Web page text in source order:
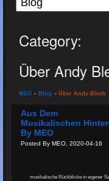
Category:
Über Andy
MEO » Blog » Über Andy Blech
Aus Dem
Musikalischen
By MEO
Posted By MEO, 2020-04-16
musikalische Rückblicke in eigener